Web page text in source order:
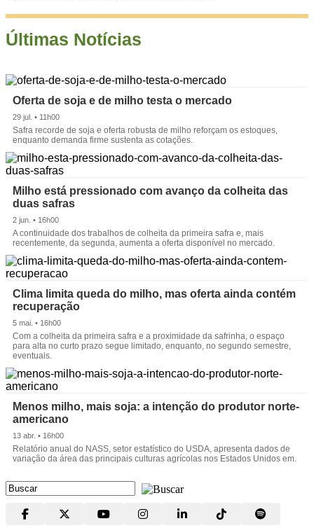
Últimas Notícias
Oferta de soja e de milho testa o mercado
29 jul. • 11h00
Safra recorde de soja e oferta robusta de milho reforçam os estoques,
enquanto demanda firme sustenta as cotações.
Milho está pressionado com avanço da colheita das
duas safras
2 jun. • 16h00
A continuidade dos trabalhos de colheita da primeira safra e, mais
recentemente, da segunda, aumenta a oferta disponível no mercado.
Clima limita queda do milho, mas oferta ainda contém
recuperação
5 mai. • 16h00
Com a colheita da primeira safra e a proximidade da safrinha, o espaço
para alta no curto prazo segue limitado, enquanto, no segundo semestre,
eventuais.
Menos milho, mais soja: a intenção do produtor norte-
americano
13 abr. • 16h00
Relatório anual do NASS, setor estatístico do USDA, apresenta dados de
variação da área das principais culturas agrícolas nos Estados Unidos em.